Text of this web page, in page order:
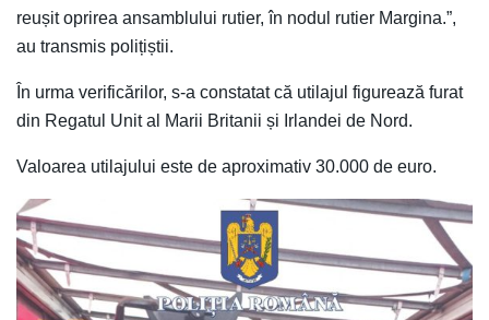
reușit oprirea ansamblului rutier, în nodul rutier Margina.”,
au transmis polițiștii.
În urma verificărilor, s-a constatat că utilajul figurează furat
din Regatul Unit al Marii Britanii și Irlandei de Nord.
Valoarea utilajului este de aproximativ 30.000 de euro.